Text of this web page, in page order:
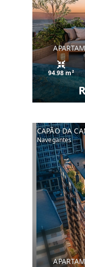
94.98 m²
CAPÃO DA
Navegantes